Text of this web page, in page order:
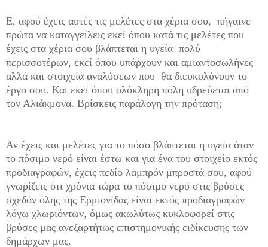
Ε, αφού έχεις αυτές τις μελέτες στα χέρια σου, πήγαινε
πρώτα να καταγγείλεις εκεί όπου κατά τις μελέτες που
έχεις στα χέρια σου βλάπτεται η υγεία πολύ
περισσοτέρων, εκεί όπου υπάρχουν και αμιαντοσωλήνες
αλλά και στοιχεία αναλύσεων που θα διευκολύνουν το
έργο σου. Και εκεί όπου ολόκληρη πόλη υδρεύεται από
τον Αλιάκμονα. Βρίσκεις παράλογη την πρόταση;
Αν έχεις και μελέτες για το πόσο βλάπτεται η υγεία όταν
το πόσιμο νερό είναι έστω και για ένα του στοιχείο εκτός
προδιαγραφών, έχεις πεδίο λαμπρόν μπροστά σου, αφού
γνωρίζεις ότι χρόνια τώρα το πόσιμο νερό στις βρύσες
σχεδόν όλης της Ερμιονίδας είναι εκτός προδιαγραφών
λόγω χλωριόντων, όμως ακωλύτως κυκλοφορεί στις
βρύσες μας ανεξαρτήτως επιστημονικής ειδίκευσης των
δημάρχων μας.